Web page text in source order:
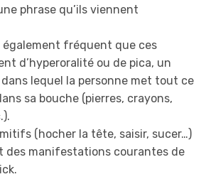
phrase qu’ils viennent
également fréquent que ces
d’hyperoralité ou de pica, un
lequel la personne met tout ce
sa bouche (pierres, crayons,
(hocher la tête, saisir, sucer…)
des manifestations courantes de